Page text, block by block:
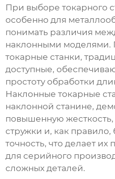
При выборе токарного
особенно для
понимать различия
наклонными моделями.
токарные станки,
доступные,
простоту обработки
Наклонные токарные
наклонной станине,
повышенную
стружки и, как
точность, что делает
для серийного
сложных деталей.